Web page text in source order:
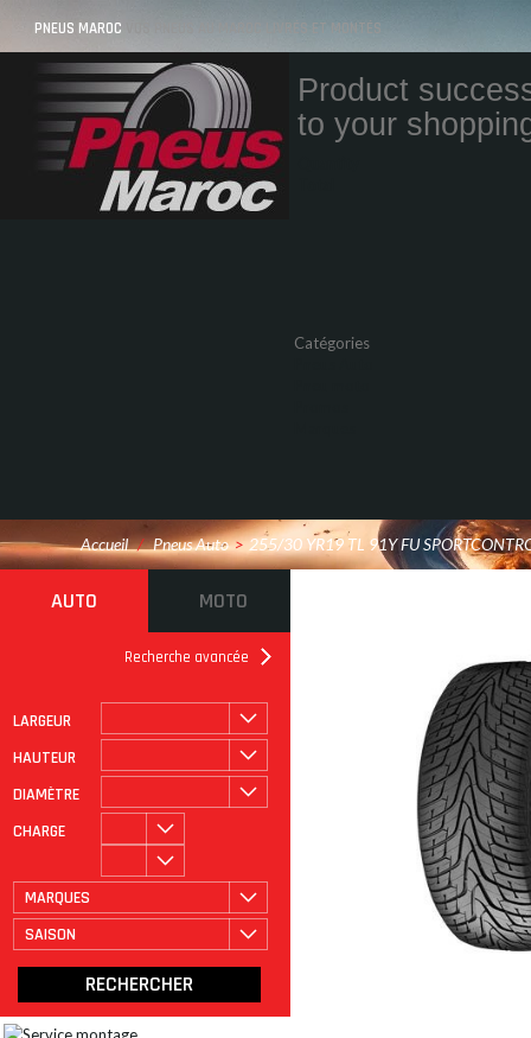
PNEUS MAROC VOS PNEUS AU MAROC LIVRÉS ET MONTÉS
Product
to your
Catégories
Accueil / Pneus Auto > 255/30 YR19 TL 91Y FU
AUTO MOTO
Recherche avancée
LARGEUR
HAUTEUR
DIAMÈTRE
CHARGE
MARQUES
SAISON
ROULAGE À PLAT